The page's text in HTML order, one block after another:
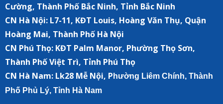
Cường, Thành Phố Bắc Ninh, Tỉnh Bắc Ninh
CN Hà Nội: L7-11, KĐT Louis, Hoàng Văn Thụ, Quận
Hoàng Mai, Thành Phố Hà Nội
CN Phú Thọ: KĐT Palm Manor, Phường Thọ Sơn,
Thành Phố Việt Trì, Tỉnh Phú Thọ
CN Hà Nam: Lk28 Mễ Nội, P hường Liêm Chính, Thành
Phố Phủ Lý, Tỉnh Hà Nam